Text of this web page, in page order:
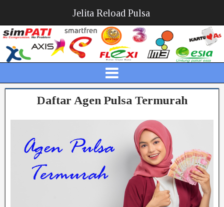
Jelita Reload Pulsa
Daftar Agen Pulsa Termurah